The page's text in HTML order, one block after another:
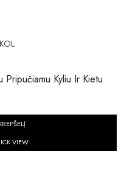
Kyliu Ir Kietu
VIEW